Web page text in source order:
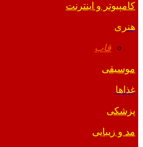
کامپیوتر و اینترنت
هنری
قاب
موسیقی
غذاها
پزشکی
مد و زیبایی